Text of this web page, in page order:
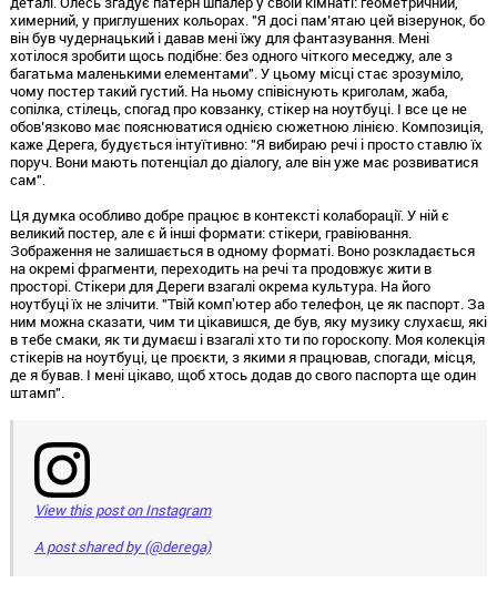
химерний, у приглушених кольорах. "Я досі пам’ятаю цей візерунок, бо
він був чудернацький і давав мені їжу для фантазування. Мені
хотілося зробити щось подібне: без одного чіткого меседжу, але з
багатьма маленькими елементами". У цьому місці стає зрозуміло,
чому постер такий густий. На ньому співіснують криголам, жаба,
сопілка, стілець, спогад про ковзанку, стікер на ноутбуці. І все це не
обов’язково має пояснюватися однією сюжетною лінією. Композиція,
каже Дерега, будується інтуїтивно: "Я вибираю речі і просто ставлю їх
поруч. Вони мають потенціал до діалогу, але він уже має розвиватися
сам".
Ця думка особливо добре працює в контексті колаборації. У ній є
великий постер, але є й інші формати: стікери, гравіювання.
Зображення не залишається в одному форматі. Воно розкладається
на окремі фрагменти, переходить на речі та продовжує жити в
просторі. Стікери для Дереги взагалі окрема культура. На його
ноутбуці їх не злічити. "Твій компʼютер або телефон, це як паспорт. За
ним можна сказати, чим ти цікавишся, де був, яку музику слухаєш, які
в тебе смаки, як ти думаєш і взагалі хто ти по гороскопу. Моя колекція
стікерів на ноутбуці, це проєкти, з якими я працював, спогади, місця,
де я бував. І мені цікаво, щоб хтось додав до свого паспорта ще один
штамп".
View this post on Instagram
A post shared by (@derega)